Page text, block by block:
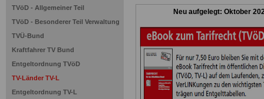
TVöD - Allgemeiner Teil
TVöD - Besonderer Teil Verwaltung
TVÜ-Bund
Kraftfahrer TV Bund
Entgeltordnung TVöD
TV-Länder TV-L
Entgeltordnung TV-L
Neu aufgelegt: Oktober